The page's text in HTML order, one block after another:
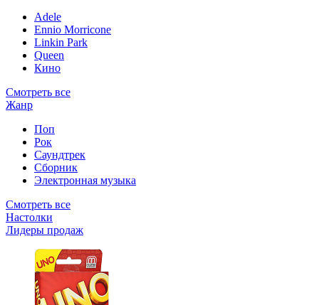
Adele
Ennio Morricone
Linkin Park
Queen
Кино
Смотреть все
Жанр
Поп
Рок
Саундтрек
Сборник
Электронная музыка
Смотреть все
Настолки
Лидеры продаж